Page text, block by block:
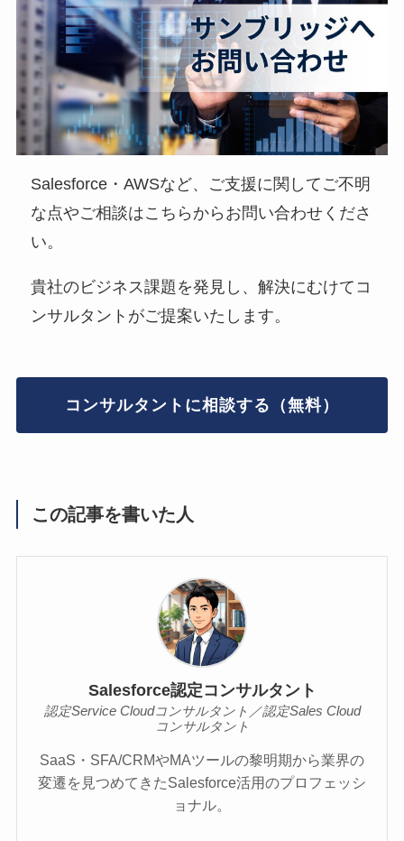
Salesforce・AWSなど、ご支援に関してご不明
な点やご相談はこちらからお問い合わせくださ
い。
貴社のビジネス課題を発見し、解決にむけてコ
ンサルタントがご提案いたします。
コンサルタントに相談する（無料）
この記事を書いた人
Salesforce認定コンサルタント
認定Service Cloudコンサルタント／認定Sales Cloud
コンサルタント
SaaS・SFA/CRMやMAツールの黎明期から業界の
変遷を見つめてきたSalesforce活用のプロフェッシ
ョナル。